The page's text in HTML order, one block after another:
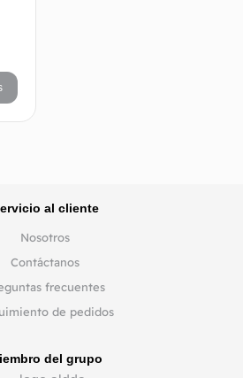
al cliente
Nosotros
Contáctanos
frecuentes
de pedidos
del grupo